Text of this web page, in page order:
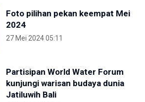
Foto pilihan pekan keempat Mei
2024
27 Mei 2024 05:11
Partisipan World Water Forum
kunjungi warisan budaya dunia
Jatiluwih Bali